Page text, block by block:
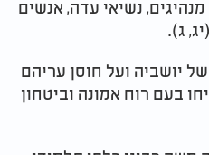
נשיאי עדה, אנשים
ג).
יושביה ועל חוסן עריהם
בעם רוח אמונה וביטחון